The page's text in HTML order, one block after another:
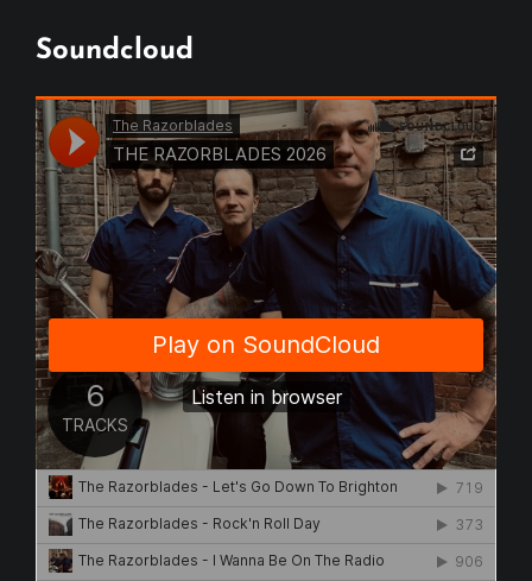
Soundcloud